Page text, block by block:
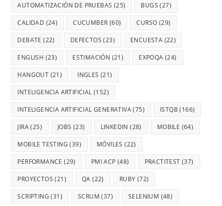
AUTOMATIZACIÓN DE PRUEBAS (25) BUGS (27)
CALIDAD (24) CUCUMBER (60) CURSO (29)
DEBATE (22) DEFECTOS (23) ENCUESTA (22)
ENGLISH (23) ESTIMACIÓN (21) EXPOQA (24)
HANGOUT (21) INGLES (21)
INTELIGENCIA ARTIFICIAL (152)
INTELIGENCIA ARTIFICIAL GENERATIVA(75) ISTQB (166)
JIRA(25) JOBS (23) LINKEDIN (28) MOBILE (64)
MOBILE TESTING (39) MÓVILES (22)
PERFORMANCE (29) PMI ACP (48) PRACTITEST (37)
PROYECTOS (21) QA (22) RUBY (72)
SCRIPTING (31) SCRUM (37) SELENIUM (48)